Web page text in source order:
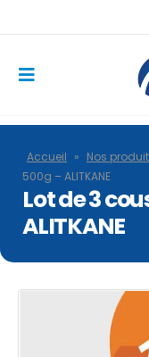
Accueil » Nos
500g – ALITKANE
Lot de 3
ALITKANE